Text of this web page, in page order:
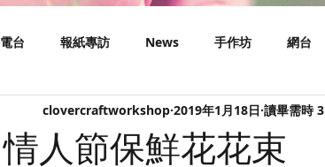
電台 報紙專訪 News 手作坊 網台
情人節保鮮花花束
clovercraftworkshop 2019年1月18日 讀畢需時